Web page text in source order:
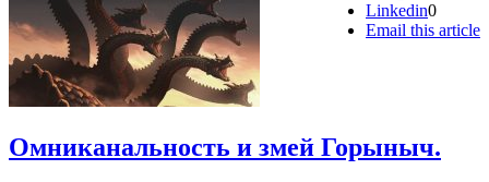
Linkedin0
Email this article
Омниканальность и змей Горыныч.